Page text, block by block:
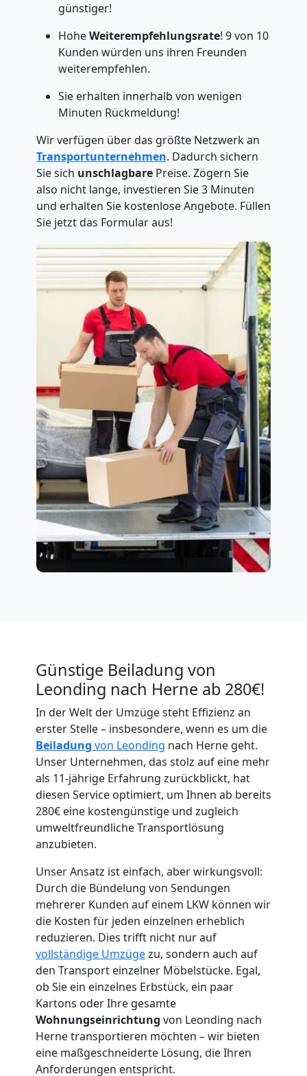
günstiger!
HoheWeiterempfehlungsrate! 9 von 10
Kunden würden uns ihren Freunden
weiterempfehlen.
Sie erhalten innerhalb von wenigen
Minuten Rückmeldung!
Wir verfügen über das größte Netzwerk an
Transportunternehmen. Dadurch sichern
Sie sich unschlagbare Preise. Zögern Sie
also nicht lange, investieren Sie 3 Minuten
und erhalten Sie kostenlose Angebote. Füllen
Sie jetzt das Formular aus!
Günstige Beiladung von
Leonding nach Herne ab 280€!
In der Welt der Umzüge steht Effizienz an
erster Stelle – insbesondere, wenn es um die
Beiladung von Leonding nach Herne geht.
Unser Unternehmen, das stolz auf eine mehr
als 11-jährige Erfahrung zurückblickt, hat
diesen Service optimiert, um Ihnen ab bereits
280€ eine kostengünstige und zugleich
umweltfreundliche Transportlösung
anzubieten.
Unser Ansatz ist einfach, aber wirkungsvoll:
Durch die Bündelung von Sendungen
mehrerer Kunden auf einem LKW können wir
die Kosten für jeden einzelnen erheblich
reduzieren. Dies trifft nicht nur auf
vollständige Umzügezu, sondern auch auf
den Transport einzelner Möbelstücke. Egal,
ob Sie ein einzelnes Erbstück, ein paar
Kartons oder Ihre gesamte
Wohnungseinrichtung von Leonding nach
Herne transportieren möchten – wir bieten
eine maßgeschneiderte Lösung, die Ihren
Anforderungen entspricht.
Umzugshelfer
Leonding
Möbeltaxi
Leonding
Kleintransport
Leonding